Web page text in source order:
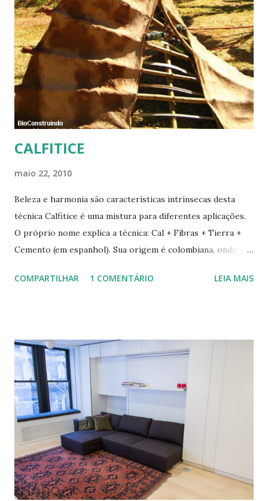
CALFITICE
maio 22, 2010
Beleza e harmonia são características intrínsecas desta
técnica Calfitice é uma mistura para diferentes aplicações.
O próprio nome explica a técnica: Cal + Fibras + Tierra +
Cemento (em espanhol). Sua origem é colombiana, onde foi
especialista em Geobiologia. Diferente das misturas de
diferentes traços permite vários usos: revestimentos de
paredes (convencionais, de madeira ou de terra), relevos
artísticos, coberturas e também como estruturas. Fonte:
http://www.ecocentro.org/ Telhado em Calfitice Externo
Telhado em Calfitice Externo
COMPARTILHAR 1 COMENTÁRIO LEIA MAIS